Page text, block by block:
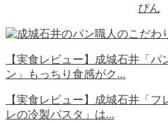
ぴん
【実食レビュー】成城石井「
ン」もっちり食感がク...
【実食レビュー】成城石井「フ
レの冷製パスタ」は...